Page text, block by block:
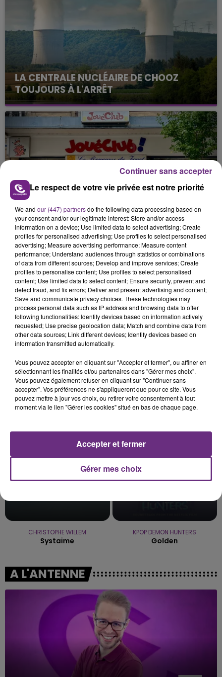
LA CENTRALE NUCLÉAIRE DE CHOOZ
TOUJOURS À L'ARRÊT
Cela fait déjà une semaine que la centrale
nucléaire ardennaise est à l'arrêt. Une situation
justifiée par la sécheresse intense qui est toujours
présente.
LE MAGASIN JOUÉCLUB DE REIMS FERME
SES PORTES
C'était l'une des institutions du centre-ville
rémois. Le magasin JouéClub est contraint de
fermer ses portes.
TITRES DIFFUSÉS
11h04
11h04
SHANIA TWAIN
That Don't Impress Me
Much
11h02
11h02
JEREMY FREROT
Frerot
10h58
10h58
CHRISTOPHE WILLEM
Systaime
10h55
10h55
KPOP DEMON HUNTERS
Golden
A L'ANTENNE
Le respect de votre vie privée est notre priorité
We and our (447) partnersdo the following data processing based on
your consent and/or our legitimate interest: Store and/or access
information on a device; Use limited data to select advertising; Create
profiles for personalised advertising; Use profiles to select personalised
advertising; Measure advertising performance; Measure content
performance; Understand audiences through statistics or combinations
of data from different sources; Develop and improve services; Create
profiles to personalise content; Use profiles to select personalised
content; Use limited data to select content; Ensure security, prevent and
detect fraud, and fix errors; Deliver and present advertising and content;
Save and communicate privacy choices. These technologies may
process personal data such as IP address and browsing data to offer
following functionalities: Identify devices based on information actively
requested; Use precise geolocation data; Match and combine data from
other data sources; Link different devices; Identify devices based on
information transmitted automatically.
Vous pouvez accepter en cliquant sur "Accepter et fermer", ou affiner en
sélectionnant les finalités et/ou partenaires dans "Gérer mes choix".
Vous pouvez également refuser en cliquant sur "Continuer sans
accepter". Vos préférences ne s'appliqueront que pour ce site. Vous
pouvez mettre à jour vos choix, ou retirer votre consentement à tout
moment via le lien "Gérer les cookies" situé en bas de chaque page.
Gérer mes choix
Accepter et fermer
Continuer sans accepter